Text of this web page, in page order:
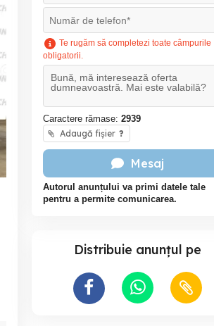
Te rugăm să completezi toate câmpurile
obligatorii.
Caractere rămase: 2939
Adaugă fișier ?
Mesaj
Autorul anunțului va primi datele tale
pentru a permite comunicarea.
Distribuie anunțul pe